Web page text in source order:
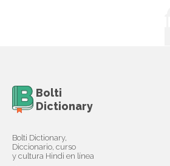
Bolti
Dictionary
Bolti Dictionary,
Diccionario, curso
y cultura Hindi en línea